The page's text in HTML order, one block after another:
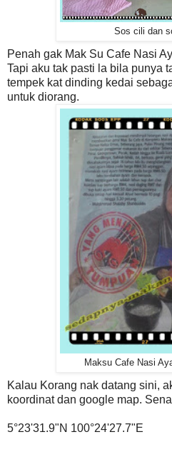
Sos cili dan
Penah gak Mak Su Cafe Nasi
Tapi aku tak pasti la bila punya
tempek kat dinding kedai
untuk diorang.
Maksu Cafe Nasi
Kalau Korang nak datang sini,
koordinat dan google map.
5°23'31.9"N 100°24'27.7"E